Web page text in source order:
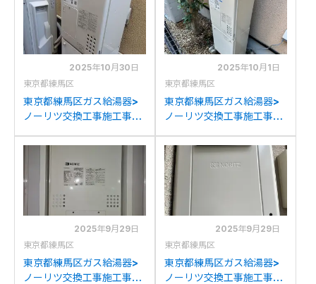
の交換
の交換
2025年10月30日
東京都練馬区
東京都練馬区ガス給湯器>
ノーリツ交換工事施工事
1210W6H-1からノーリツ
GH-1210W6HBLへの交換
2025年10月1日
東京都練馬区
東京都練馬区ガス給湯器>
ノーリツ交換工事施工事
4299ACSAW3Qからノー
リツGH-1210W6HBLへの
交換
2025年9月29日
東京都練馬区
東京都練馬区ガス給湯器>
ノーリツ交換工事施工事
2025年9月29日
東京都練馬区
東京都練馬区ガス給湯器>
ノーリツ交換工事施工事